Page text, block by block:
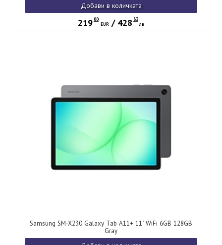
Добави в количката
21900
EUR / 428 33
лв
Samsung SM-X230 Galaxy Tab A11+ 11" WiFi 6GB 128GB
Gray